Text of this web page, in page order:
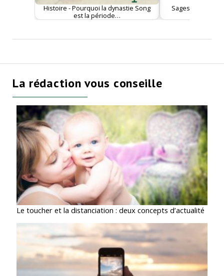
Histoire - Pourquoi la dynastie Song
est la période…
Sagesse - Une
La rédaction vous conseille
Le toucher et la distanciation : deux concepts d’actualité